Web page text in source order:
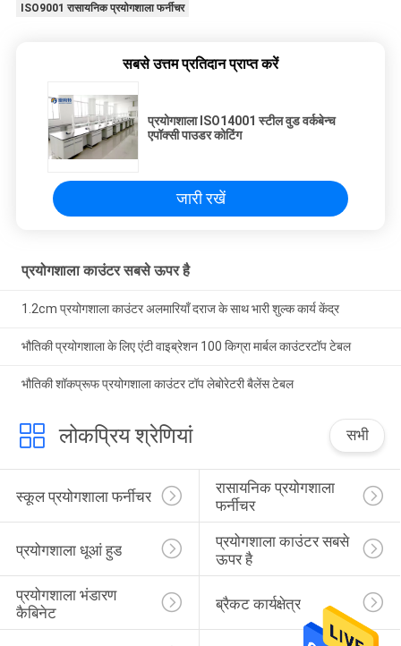
ISO9001 रासायनिक प्रयोगशाला फर्नीचर
सबसे उत्तम प्रतिदान प्राप्त करें
प्रयोगशाला ISO14001 स्टील वुड वर्कबेन्च
एपॉक्सी पाउडर कोटिंग
जारी रखें
प्रयोगशाला काउंटर सबसे ऊपर है
1.2cm प्रयोगशाला काउंटर अलमारियाँ दराज के साथ भारी शुल्क कार्य केंद्र
भौतिकी प्रयोगशाला के लिए एंटी वाइब्रेशन 100 किग्रा मार्बल काउंटरटॉप टेबल
भौतिकी शॉकप्रूफ प्रयोगशाला काउंटर टॉप लेबोरेटरी बैलेंस टेबल
लोकप्रिय श्रेणियां सभी
स्कूल प्रयोगशाला फर्नीचर
रासायनिक प्रयोगशाला
फर्नीचर
प्रयोगशाला धूआं हुड
प्रयोगशाला काउंटर सबसे
ऊपर है
प्रयोगशाला भंडारण
कैबिनेट
ब्रैकट कार्यक्षेत्र